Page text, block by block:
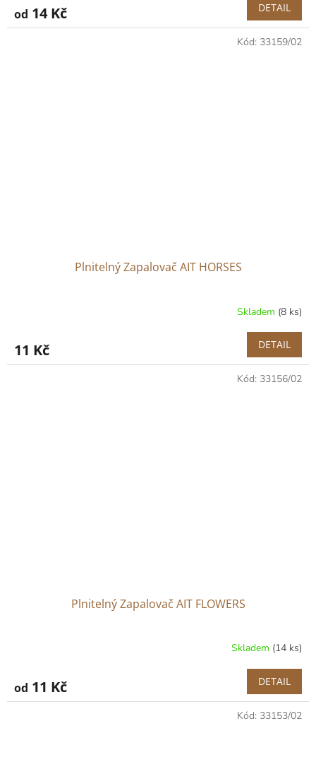
od 14 Kč DETAIL
Plnitelný Zapalovač AIT HORSES
Skladem (8 ks)
11 Kč DETAIL
Kód: 33159/02
Plnitelný Zapalovač AIT FLOWERS
Skladem (14 ks)
od 11 Kč DETAIL
Kód: 33156/02
Kód: 33153/02